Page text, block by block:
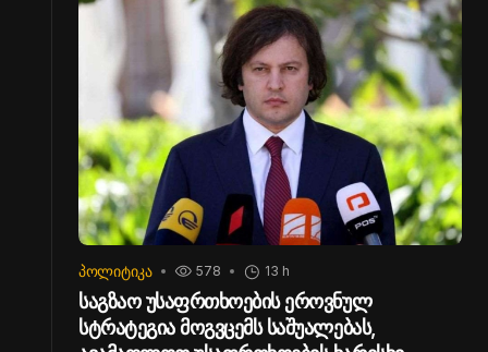
ᲞᲝᲚᲘᲢᲘᲙᲐ 578 13 h
საგზაო უსაფრთხოების ეროვნულ
სტრატეგია მოგვცემს საშუალებას,